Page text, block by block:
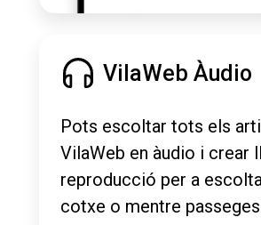
VilaWeb Àudio
Pots escoltar tots els
VilaWeb en àudio i crear
reproducció per a
cotxe o mentre